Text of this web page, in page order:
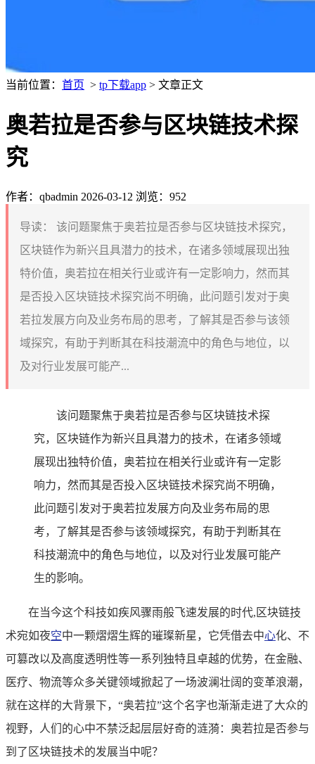
当前位置： 首页 > tp下载app > 文章正文
奥若拉是否参与区块链技术探
究
作者：qbadmin 2026-03-12 浏览：952
导读：
该问题聚焦于奥若拉是否参与区块链技术探究，
区块链作为新兴且具潜力的技术，在诸多领域展现出独
特价值，奥若拉在相关行业或许有一定影响力，然而其
是否投入区块链技术探究尚不明确，此问题引发对于奥
若拉发展方向及业务布局的思考，了解其是否参与该领
域探究，有助于判断其在科技潮流中的角色与地位，以
及对行业发展可能产...
该问题聚焦于奥若拉是否参与区块链技术探
究，区块链作为新兴且具潜力的技术，在诸多领域
展现出独特价值，奥若拉在相关行业或许有一定影
响力，然而其是否投入区块链技术探究尚不明确，
此问题引发对于奥若拉发展方向及业务布局的思
考，了解其是否参与该领域探究，有助于判断其在
科技潮流中的角色与地位，以及对行业发展可能产
生的影响。
在当今这个科技如疾风骤雨般飞速发展的时代,区块链技
术宛如夜空中一颗熠熠生辉的璀璨新星，它凭借去中心化、不
可篡改以及高度透明性等一系列独特且卓越的优势，在金融、
医疗、物流等众多关键领域掀起了一场波澜壮阔的变革浪潮，
就在这样的大背景下，“奥若拉”这个名字也渐渐走进了大众的
视野，人们的心中不禁泛起层层好奇的涟漪：奥若拉是否参与
到了区块链技术的发展当中呢？